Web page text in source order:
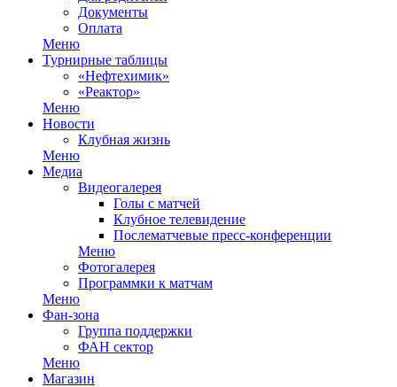
Документы
Оплата
Меню
Турнирные таблицы
«Нефтехимик»
«Реактор»
Меню
Новости
Клубная жизнь
Меню
Медиа
Видеогалерея
Голы с матчей
Клубное телевидение
Послематчевые пресс-конференции
Меню
Фотогалерея
Программки к матчам
Меню
Фан-зона
Группа поддержки
ФАН сектор
Меню
Магазин